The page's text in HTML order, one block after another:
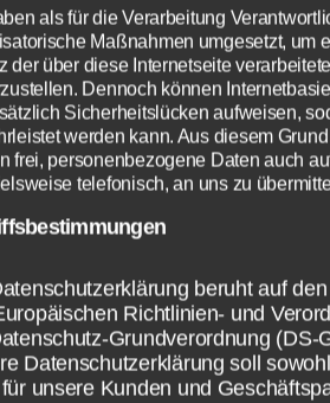
den
Uhr wird Schlag den
als für die Verarbeitung
Maßnahmen umgesetzt, um
der über diese Internetseite
Dennoch können
Sicherheitslücken aufweisen,
werden kann. Aus diesem
frei, personenbezogene Daten auch
telefonisch, an uns zu
beruht auf
Richtlinien- und
Grundverordnung (DS-
Datenschutzerklärung soll
unsere Kunden und